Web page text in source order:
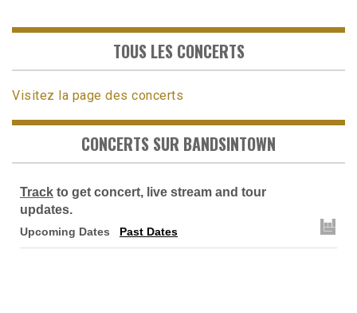
TOUS LES CONCERTS
Visitez la page des concerts
CONCERTS SUR BANDSINTOWN
Track to get concert, live stream and tour
updates.
Upcoming Dates Past Dates